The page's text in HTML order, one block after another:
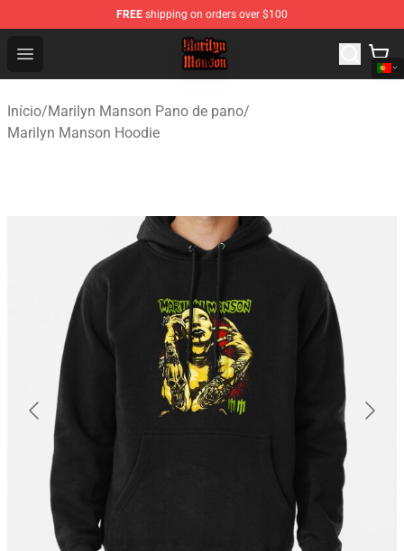
FREE shipping on orders over $100
Open menu
Marilyn Manson Shop - Official Marilyn Manson
Início/Marilyn Manson Pano de pano/
Marilyn Manson Hoodie